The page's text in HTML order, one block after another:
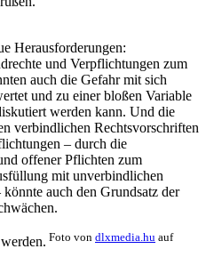
Herausforderungen:
und Verpflichtungen zum
auch die Gefahr mit sich
und zu einer bloßen Variable
werden kann. Und die
verbindlichen Rechtsvorschriften
– durch die
offener Pflichten zum
mit unverbindlichen
auch den Grundsatz der
Foto von dlxmedia.hu auf